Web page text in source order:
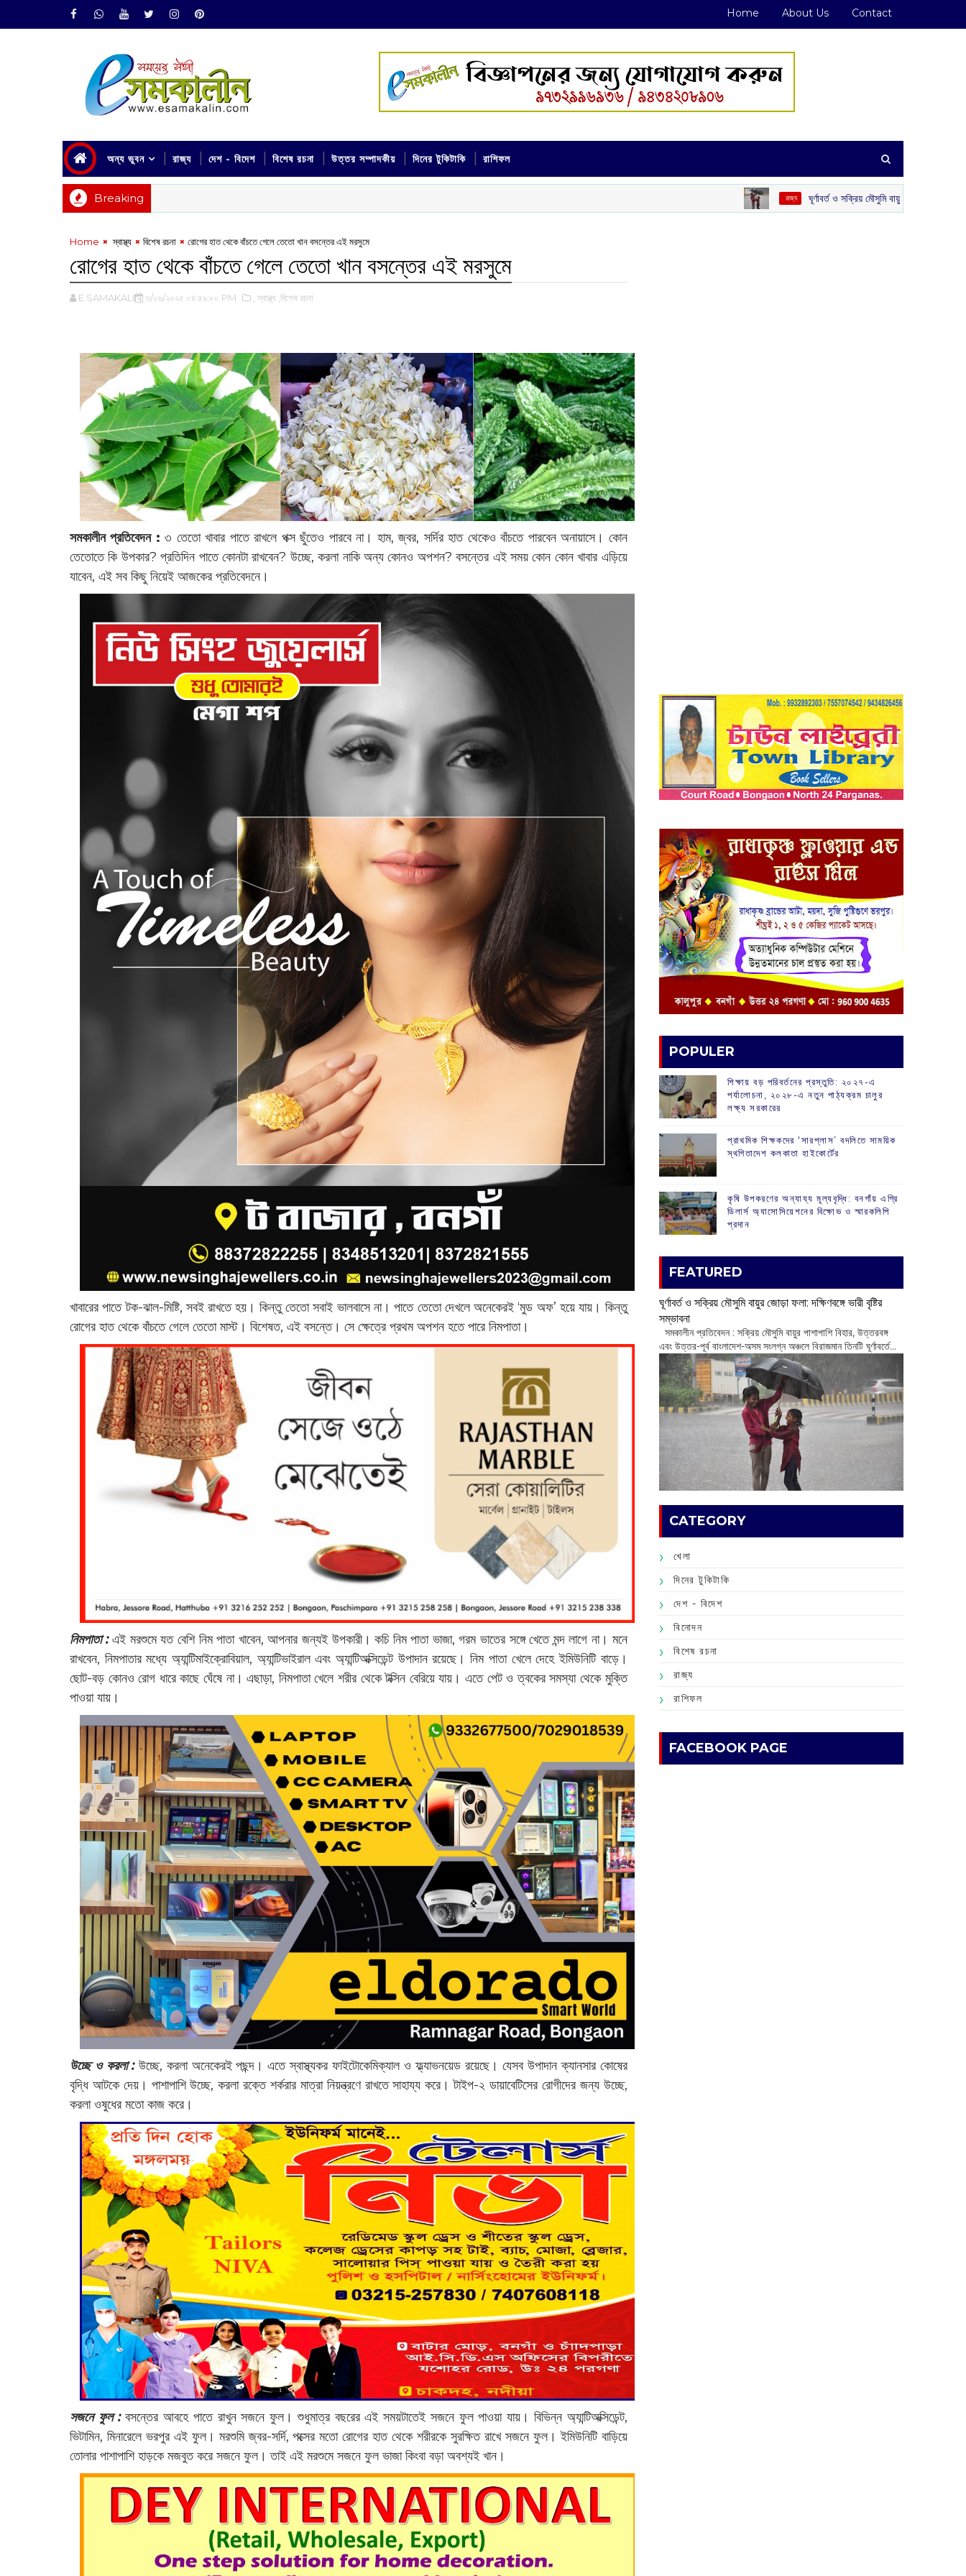
Home About Us Contact
অন্য ভুবন রাজ্য দেশ - বিদেশ বিশেষ রচনা উত্তর সম্পাদকীয় দিনের টুকিটাকি রাশিফল
Breaking ঘূর্ণাবর্ত ও সক্রিয় মৌসুমি বায়ুর জোড়া ফলা: দক্ষিণবঙ্গে ভারী বৃষ্টির
Home ‌ স্বাস্থ্য বিশেষ রচনা রোগের হাত থেকে বাঁচতে গেলে তেতো খান বসন্তের এই মরসুমে
রোগের হাত থেকে বাঁচতে গেলে তেতো খান বসন্তের এই মরসুমে
E SAMAKALIN ৩/০৬/২০২৫ ০৪:৫৯:০০ PM ,‌ স্বাস্থ্য ,বিশেষ রচনা
সমকালীন প্রতিবেদন : ৩ তেতো খাবার ‌পাতে রাখলে পক্স ছুঁতেও পারবে না। হাম, জ্বর, সর্দির হাত থেকেও বাঁচতে পারবেন অনায়াসে। কোন
তেতোতে কি উপকার? প্রতিদিন পাতে কোনটা রাখবেন? উচ্ছে, করলা নাকি অন্য কোনও অপশন? বসন্তের এই সময় কোন কোন খাবার এড়িয়ে
যাবেন, এই সব কিছু নিয়েই আজকের প্রতিবেদনে।
খাবারের পাতে টক-ঝাল-মিষ্টি, সবই রাখতে হয়। কিন্তু তেতো সবাই ভালবাসে না। পাতে তেতো দেখলে অনেকেরই ‘মুড অফ’ হয়ে যায়। কিন্তু
রোগের হাত থেকে বাঁচতে গেলে তেতো মাস্ট। বিশেষত, এই বসন্তে। সে ক্ষেত্রে প্রথম অপশন হতে পারে নিমপাতা।
নিমপাতা :এই মরশুমে যত বেশি নিম পাতা খাবেন, আপনার জন্যই উপকারী। কচি নিম পাতা ভাজা, গরম ভাতের সঙ্গে খেতে মন্দ লাগে না। মনে
রাখবেন, নিমপাতার মধ্যে অ্যান্টিমাইক্রোবিয়াল, অ্যান্টিভাইরাল এবং অ্যান্টিঅক্সিডেন্ট উপাদান রয়েছে। নিম পাতা খেলে দেহে ইমিউনিটি বাড়ে।
ছোট-বড় কোনও রোগ ধারে কাছে ঘেঁষে না। এছাড়া, নিমপাতা খেলে শরীর থেকে টক্সিন বেরিয়ে যায়। এতে পেট ও ত্বকের সমস্যা থেকে মুক্তি
পাওয়া যায়।
উচ্ছে ও করলা :উচ্ছে, করলা অনেকেরই পছন্দ। এতে স্বাস্থ্যকর ফাইটোকেমিক্যাল ও ফ্ল্যাভনয়েড রয়েছে। যেসব উপাদান ক্যানসার কোষের
বৃদ্ধি আটকে দেয়। পাশাপাশি উচ্ছে, করলা রক্তে শর্করার মাত্রা নিয়ন্ত্রণে রাখতে সাহায্য করে। টাইপ-২ ডায়াবেটিসের রোগীদের জন্য উচ্ছে,
করলা ওষুধের মতো কাজ করে।
সজনে ফুল :বসন্তের আবহে পাতে রাখুন সজনে ফুল। শুধুমাত্র বছরের এই সময়টাতেই সজনে ফুল পাওয়া যায়। বিভিন্ন অ্যান্টিঅক্সিডেন্ট,
ভিটামিন, মিনারেলে ভরপুর এই ফুল। মরশুমি জ্বর-সর্দি, পক্সের মতো রোগের হাত থেকে শরীরকে সুরক্ষিত রাখে সজনে ফুল। ইমিউনিটি বাড়িয়ে
তোলার পাশাপাশি হাড়কে মজবুত করে সজনে ফুল। তাই এই মরশুমে সজনে ফুল ভাজা কিংবা বড়া অবশ্যই খান।
POPULER
শিক্ষায় বড় পরিবর্তনের প্রস্তুতি: ২০২৭-এ
পর্যালোচনা, ২০২৮-এ নতুন পাঠ্যক্রম চালুর
লক্ষ্য সরকারের
প্রাথমিক শিক্ষকদের ‘সারপ্লাস’ বদলিতে সাময়িক
স্থগিতাদেশ কলকাতা হাইকোর্টের
কৃষি উপকরণের অন্যায্য মূল্যবৃদ্ধি: বনগাঁয় এগ্রি
ডিলার্স অ্যাসোসিয়েশনের বিক্ষোভ ও স্মারকলিপি
প্রদান
FEATURED
ঘূর্ণাবর্ত ও সক্রিয় মৌসুমি বায়ুর জোড়া ফলা: দক্ষিণবঙ্গে ভারী বৃষ্টির
সম্ভাবনা
সমকালীন প্রতিবেদন : সক্রিয় মৌসুমি বায়ুর পাশাপাশি বিহার, উত্তরবঙ্গ
এবং উত্তর-পূর্ব বাংলাদেশ-অসম সংলগ্ন অঞ্চলে বিরাজমান তিনটি ঘূর্ণাবর্তে...
CATEGORY
খেলা
দিনের টুকিটাকি
দেশ - বিদেশ
বিনোদন
বিশেষ রচনা
রাজ্য
রাশিফল
FACEBOOK PAGE